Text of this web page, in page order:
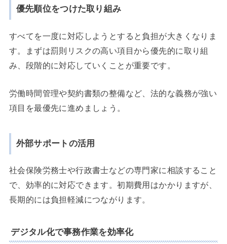
優先順位をつけた取り組み
すべてを一度に対応しようとすると負担が大きくなりま
す。まずは罰則リスクの高い項目から優先的に取り組
み、段階的に対応していくことが重要です。
労働時間管理や契約書類の整備など、法的な義務が強い
項目を最優先に進めましょう。
外部サポートの活用
社会保険労務士や行政書士などの専門家に相談すること
で、効率的に対応できます。初期費用はかかりますが、
長期的には負担軽減につながります。
デジタル化で事務作業を効率化